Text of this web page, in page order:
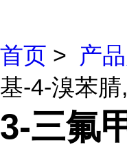
首页 > 产
基-4-溴苯
3-三氟